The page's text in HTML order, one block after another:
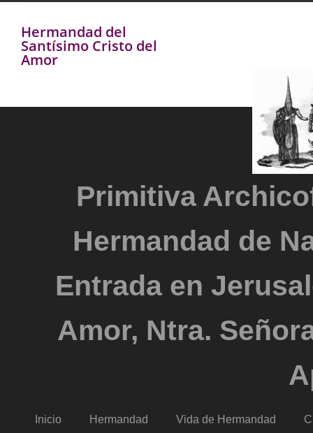
Hermandad del
Santísimo Cristo del
Amor
Primitiva
Hermandad de
Entrada en
Amor, Ntra.
Inicio Hermandad Vida de Hermandad